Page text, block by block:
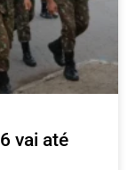
vai até